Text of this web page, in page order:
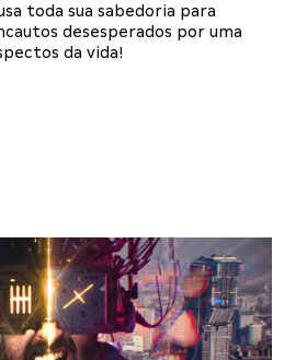
toda sua sabedoria para
desesperados por uma
da vida!